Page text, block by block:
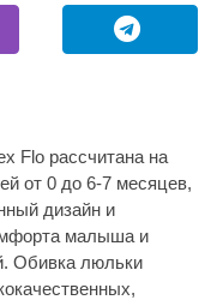
Flo рассчитана на
от 0 до 6-7 месяцев,
дизайн и
малыша и
Обивка люльки